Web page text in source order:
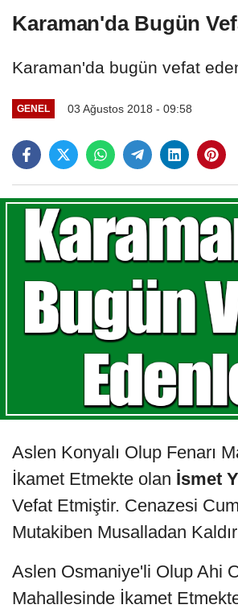
Karaman'da Bugün
Karaman'da bugün vefat
GENEL 03 Ağustos 2018 - 09:58
Aslen Konyalı Olup Fenarı
İkamet Etmekte olan İsmet
Vefat Etmiştir. Cenazesi
Mutakiben Musalladan
Aslen Osmaniye'li Olup Ahi
Mahallesinde İkamet